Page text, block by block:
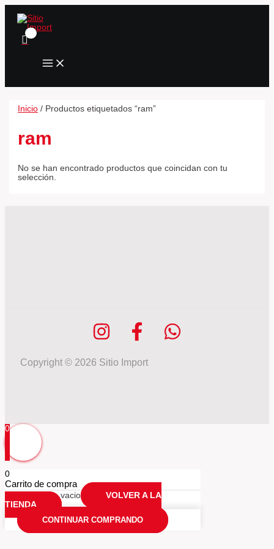
Ir
contenido
MAIN
Inicio / Productos etiquetados “ram”
ram
No se han encontrado productos que coincidan con tu
selección.
Copyright © 2026 Sitio Import
0
0
Carrito de compra
Tu carrio esta vacio
VOLVER A LA
TIENDA
CONTINUAR COMPRANDO